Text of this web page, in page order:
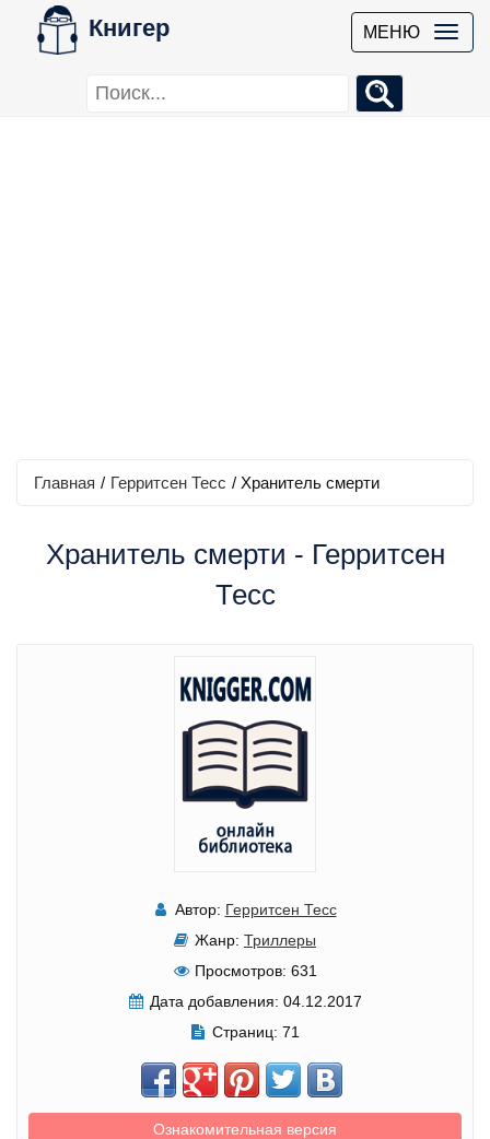
Книгер МЕНЮ
Главная / Герритсен Тесс / Хранитель смерти
Хранитель смерти - Герритсен
Тесс
Автор: Герритсен Тесс
Жанр: Триллеры
Просмотров: 631
Дата добавления: 04.12.2017
Страниц: 71
Ознакомительная версия